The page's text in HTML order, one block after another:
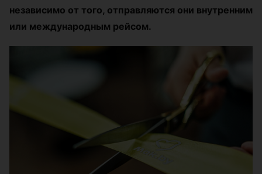
независимо от того, отправляются они внутренним
или международным рейсом.